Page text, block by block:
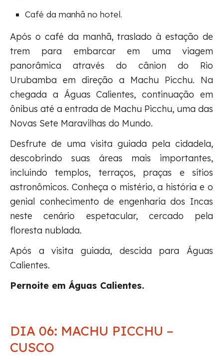
Café da manhã no hotel.
Após o café da manhã, traslado à estação de
trem para embarcar em uma viagem
panorâmica através do cânion do Rio
Urubamba em direção a Machu Picchu. Na
chegada a Águas Calientes, continuação em
ônibus até a entrada de Machu Picchu, uma das
Novas Sete Maravilhas do Mundo.
Desfrute de uma visita guiada pela cidadela,
descobrindo suas áreas mais importantes,
incluindo templos, terraços, praças e sítios
astronômicos. Conheça o mistério, a história e o
genial conhecimento de engenharia dos Incas
neste cenário espetacular, cercado pela
floresta nublada.
Após a visita guiada, descida para Águas
Calientes.
Pernoite em Águas Calientes.
DIA 06: MACHU PICCHU –
CUSCO